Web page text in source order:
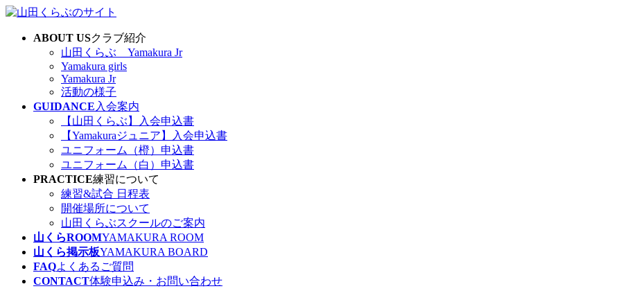
コ
ナ
ABOUT USクラブ紹介
山田くらぶ Yamakura Jr
Yamakura girls
Yamakura Jr
活動の様子
GUIDANCE 入会案内
【山田くらぶ】入会申込書
【Yamakuraジュニア】入会申込書
ユニフォーム（橙）申込書
ユニフォーム（白）申込書
PRACTICE練習について
練習&試合 日程表
開催場所について
山田くらぶスクールのご案内
山くらROOMYAMAKURA ROOM
山くら掲示板YAMAKURA BOARD
FAQよくあるご質問
CONTACT体験申込み・お問い合わせ